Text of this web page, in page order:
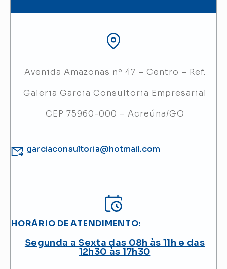
Avenida Amazonas nº 47 – Centro – Ref.
Galeria Garcia Consultoria Empresarial
CEP 75960-000 – Acreúna/GO
garciaconsultoria@hotmail.com
HORÁRIO DE ATENDIMENTO:
Segunda a Sexta das 08h às 11h e das
12h30 às 17h30